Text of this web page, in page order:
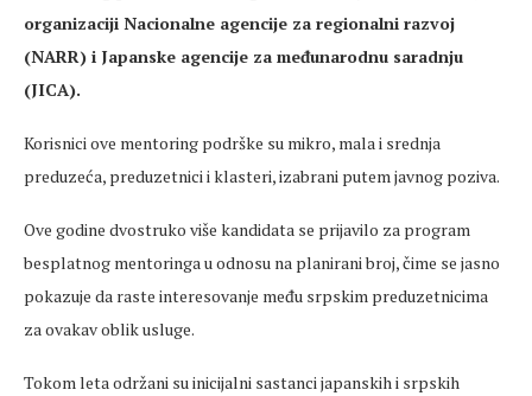
organizaciji Nacionalne agencije za regionalni razvoj
(NARR) i Japanske agencije za međunarodnu saradnju
(JICA).
Korisnici ove mentoring podrške su mikro, mala i srednja
preduzeća, preduzetnici i klasteri, izabrani putem javnog poziva.
Ove godine dvostruko više kandidata se prijavilo za program
besplatnog mentoringa u odnosu na planirani broj, čime se jasno
pokazuje da raste interesovanje među srpskim preduzetnicima
za ovakav oblik usluge.
Tokom leta održani su inicijalni sastanci japanskih i srpskih